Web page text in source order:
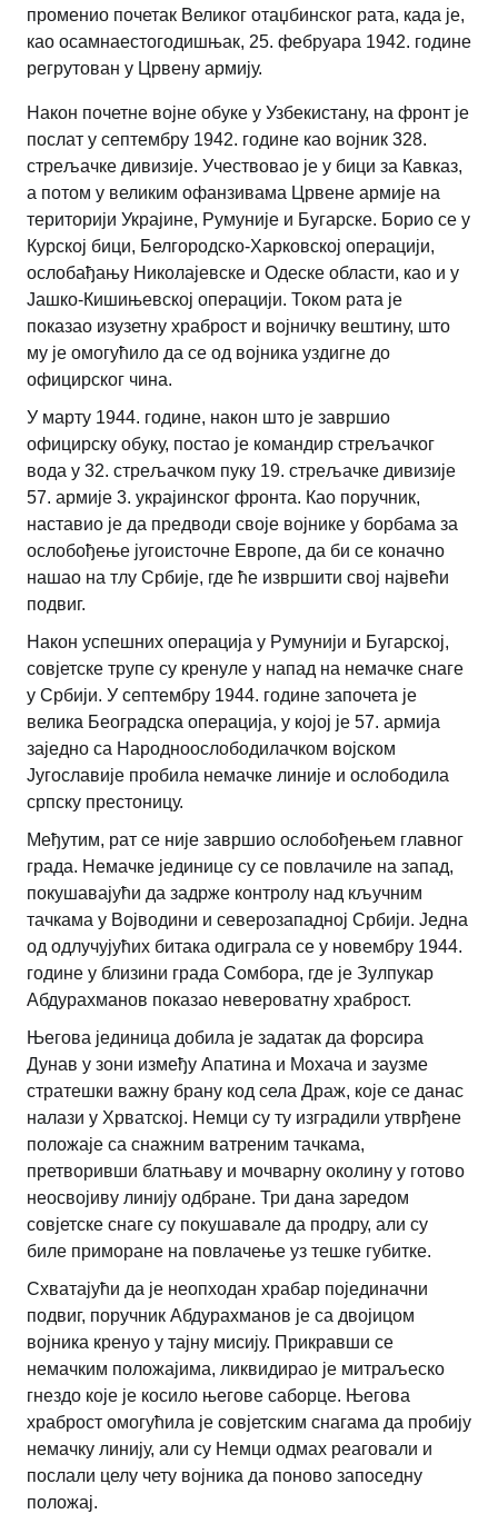
променио почетак Великог отаџбинског рата, када је,
као осамнаестогодишњак, 25. фебруара 1942. године
регрутован у Црвену армију.
Након почетне војне обуке у Узбекистану, на фронт је
послат у септембру 1942. године као војник 328.
стрељачке дивизије. Учествовао је у бици за Кавказ,
а потом у великим офанзивама Црвене армије на
територији Украјине, Румуније и Бугарске. Борио се у
Курској бици, Белгородско-Харковској операцији,
ослобађању Николајевске и Одеске области, као и у
Јашко-Кишињевској операцији. Током рата је
показао изузетну храброст и војничку вештину, што
му је омогућило да се од војника уздигне до
официрског чина.
У марту 1944. године, након што је завршио
официрску обуку, постао је командир стрељачког
вода у 32. стрељачком пуку 19. стрељачке дивизије
57. армије 3. украјинског фронта. Као поручник,
наставио је да предводи своје војнике у борбама за
ослобођење југоисточне Европе, да би се коначно
нашао на тлу Србије, где ће извршити свој највећи
подвиг.
Након успешних операција у Румунији и Бугарској,
совјетске трупе су кренуле у напад на немачке снаге
у Србији. У септембру 1944. године започета је
велика Београдска операција, у којој је 57. армија
заједно са Народноослободилачком војском
Југославије пробила немачке линије и ослободила
српску престоницу.
Међутим, рат се није завршио ослобођењем главног
града. Немачке јединице су се повлачиле на запад,
покушавајући да задрже контролу над кључним
тачкама у Војводини и северозападној Србији. Једна
од одлучујућих битака одиграла се у новембру 1944.
године у близини града Сомбора, где је Зулпукар
Абдурахманов показао невероватну храброст.
Његова јединица добила је задатак да форсира
Дунав у зони између Апатина и Мохача и заузме
стратешки важну брану код села Драж, које се данас
налази у Хрватској. Немци су ту изградили утврђене
положаје са снажним ватреним тачкама,
претворивши блатњаву и мочварну околину у готово
неосвојиву линију одбране. Три дана заредом
совјетске снаге су покушавале да продру, али су
биле приморане на повлачење уз тешке губитке.
Схватајући да је неопходан храбар појединачни
подвиг, поручник Абдурахманов је са двојицом
војника кренуо у тајну мисију. Прикравши се
немачким положајима, ликвидирао је митраљеско
гнездо које је косило његове саборце. Његова
храброст омогућила је совјетским снагама да пробију
немачку линију, али су Немци одмах реаговали и
послали целу чету војника да поново запоседну
положај.